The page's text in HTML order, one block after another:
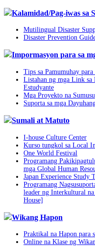
Kalamidad/Pag-iwas sa
Mutilingual Disaster
Disaster Prevention
Impormasyon para sa
Tips sa Pamumuhay
Listahan ng mga Link sa
Estudyante
Mga Proyekto na
Suporta sa mga
Sumali at Matuto
I-house Culture Center
Kurso tungkol sa Local
One World Festival
Programang
mga Global Human
Japan Experience Study
Programang
leader ng Interkultural
House]
Wikang Hapon
Praktikal na Hapon para
Online na Klase ng